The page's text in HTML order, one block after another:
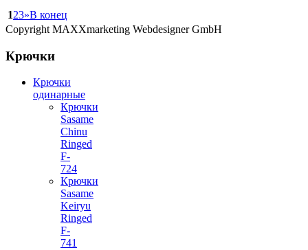
123»В конец
Copyright MAXXmarketing Webdesigner GmbH
Крючки
Крючки
одинарные
Крючки
Sasame
Chinu
Ringed
F-
724
Крючки
Sasame
Keiryu
Ringed
F-
741